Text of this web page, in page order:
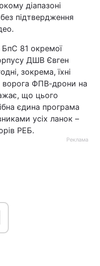
діапазоні
підтвердження
БпС 81 окремої
ДШВ Євген
зокрема, їхні
ворога ФПВ-дрони на
що цього
єдина програма
усіх ланок –
РЕБ.
Реклама